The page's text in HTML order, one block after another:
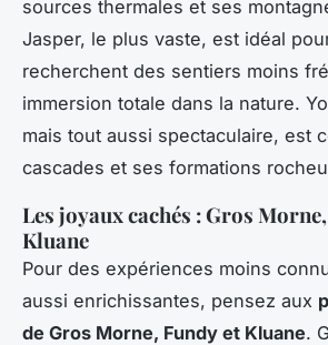
sources thermales et ses
Jasper, le plus vaste, est idéal
recherchent des sentiers moins
immersion totale dans la nature.
mais tout aussi spectaculaire, est
cascades et ses formations
Les joyaux cachés : Gros
Kluane
Pour des expériences moins
aussi enrichissantes, pensez aux
de Gros Morne, Fundy et Kluane.